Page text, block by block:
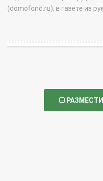
(domofond.ru), в газете из